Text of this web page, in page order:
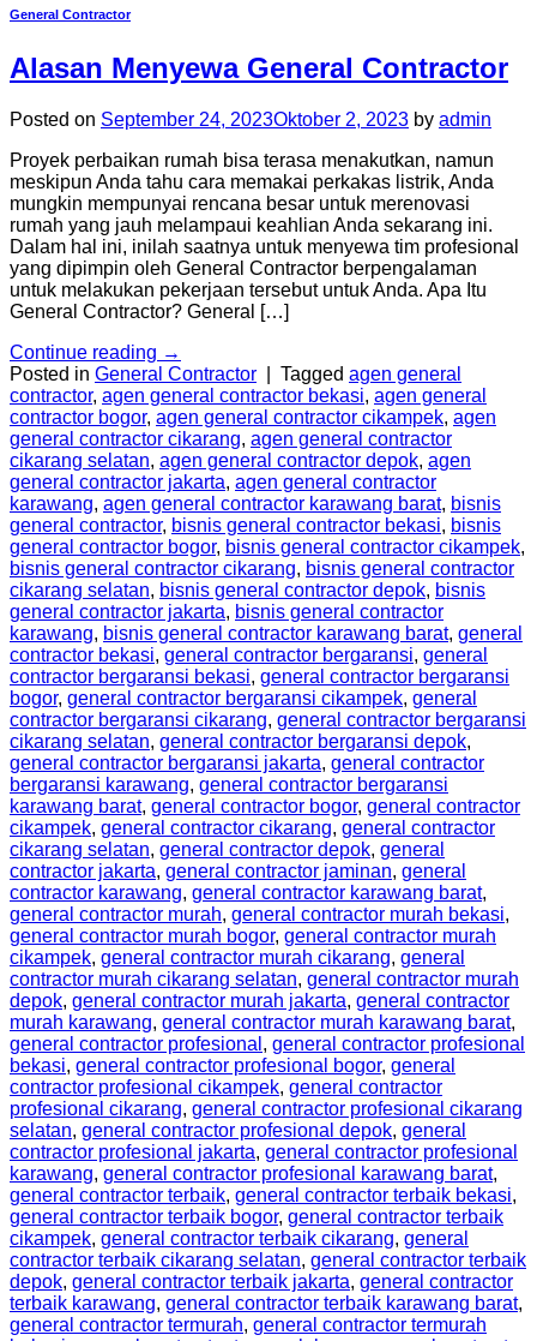
General Contractor
Alasan Menyewa General Contractor
Posted on September 24, 2023Oktober 2, 2023 by admin
Proyek perbaikan rumah bisa terasa menakutkan, namun
meskipun Anda tahu cara memakai perkakas listrik, Anda
mungkin mempunyai rencana besar untuk merenovasi
rumah yang jauh melampaui keahlian Anda sekarang ini.
Dalam hal ini, inilah saatnya untuk menyewa tim profesional
yang dipimpin oleh General Contractor berpengalaman
untuk melakukan pekerjaan tersebut untuk Anda. Apa Itu
General Contractor? General […]
Continue reading →
Posted in General Contractor Tagged agen general
contractor, agen general contractor bekasi, agen general
contractor bogor, agen general contractor cikampek, agen
general contractor cikarang, agen general contractor
cikarang selatan, agen general contractor depok, agen
general contractor jakarta, agen general contractor
karawang, agen general contractor karawang barat, bisnis
general contractor, bisnis general contractor bekasi, bisnis
general contractor bogor, bisnis general contractor cikampek,
bisnis general contractor cikarang, bisnis general contractor
cikarang selatan, bisnis general contractor depok, bisnis
general contractor jakarta, bisnis general contractor
karawang, bisnis general contractor karawang barat, general
contractor bekasi, general contractor bergaransi, general
contractor bergaransi bekasi, general contractor bergaransi
bogor, general contractor bergaransi cikampek, general
contractor bergaransi cikarang, general contractor bergaransi
cikarang selatan, general contractor bergaransi depok,
general contractor bergaransi jakarta, general contractor
bergaransi karawang, general contractor bergaransi
karawang barat, general contractor bogor, general contractor
cikampek, general contractor cikarang, general contractor
cikarang selatan, general contractor depok, general
contractor jakarta, general contractor jaminan, general
contractor karawang, general contractor karawang barat,
general contractor murah, general contractor murah bekasi,
general contractor murah bogor, general contractor murah
cikampek, general contractor murah cikarang, general
contractor murah cikarang selatan, general contractor murah
depok, general contractor murah jakarta, general contractor
murah karawang, general contractor murah karawang barat,
general contractor profesional , general contractor profesional
bekasi, general contractor profesional bogor, general
contractor profesional cikampek, general contractor
profesional cikarang, general contractor profesional cikarang
selatan, general contractor profesional depok, general
contractor profesional jakarta, general contractor profesional
karawang, general contractor profesional karawang barat,
general contractor terbaik, general contractor terbaik bekasi,
general contractor terbaik bogor, general contractor terbaik
cikampek, general contractor terbaik cikarang, general
contractor terbaik cikarang selatan, general contractor terbaik
depok, general contractor terbaik jakarta, general contractor
terbaik karawang, general contractor terbaik karawang barat,
general contractor termurah, general contractor termurah